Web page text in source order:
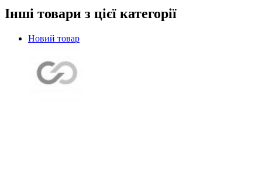
Інші товари з цієї категорії
Новий товар